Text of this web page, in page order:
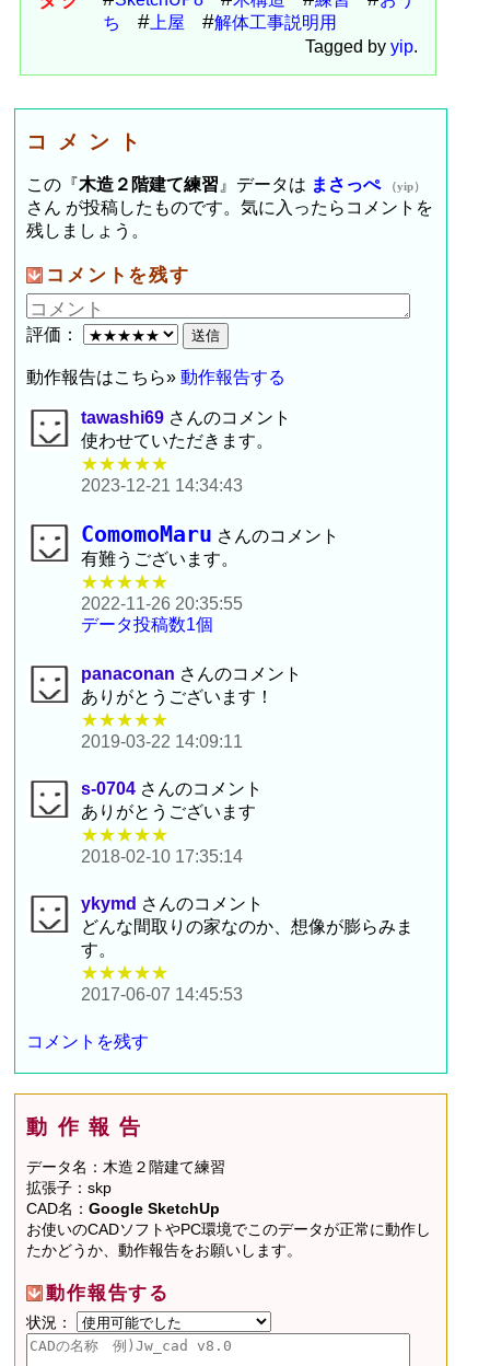
ち
上屋
解体工事説明用
Tagged by yip.
コメント
この『木造２階建て練習 』データは まさっぺ （yip）
さん が投稿したものです。気に入ったらコメントを
残しましょう。
コメントを残す
評価：
動作報告はこちら»動作報告する
tawashi69 さんのコメント
使わせていただきます。
★★★★★
2023-12-21 14:34:43
ComomoMaru さんのコメント
有難うございます。
★★★★★
2022-11-26 20:35:55
データ投稿数1個
panaconan さんのコメント
ありがとうございます！
★★★★★
2019-03-22 14:09:11
s-0704 さんのコメント
ありがとうございます
★★★★★
2018-02-10 17:35:14
ykymd さんのコメント
どんな間取りの家なのか、想像が膨らみま
す。
★★★★★
2017-06-07 14:45:53
コメントを残す
動作報告
データ名：木造２階建て練習
拡張子：skp
CAD名：Google SketchUp
お使いのCADソフトやPC環境でこのデータが正常に動作し
たかどうか、動作報告をお願いします。
動作報告する
状況：